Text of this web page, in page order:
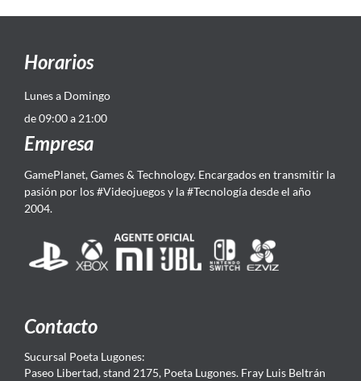
Horarios
Lunes a Domingo
de 09:00 a 21:00
Empresa
GamePlanet, Games & Technology. Encargados en transmitir la
pasión por los #Videojuegos y la #Tecnología desde el año
2004.
Contacto
Sucursal Poeta Lugones:
Paseo Libertad, stand 2175, Poeta Lugones. Fray Luis Beltrán